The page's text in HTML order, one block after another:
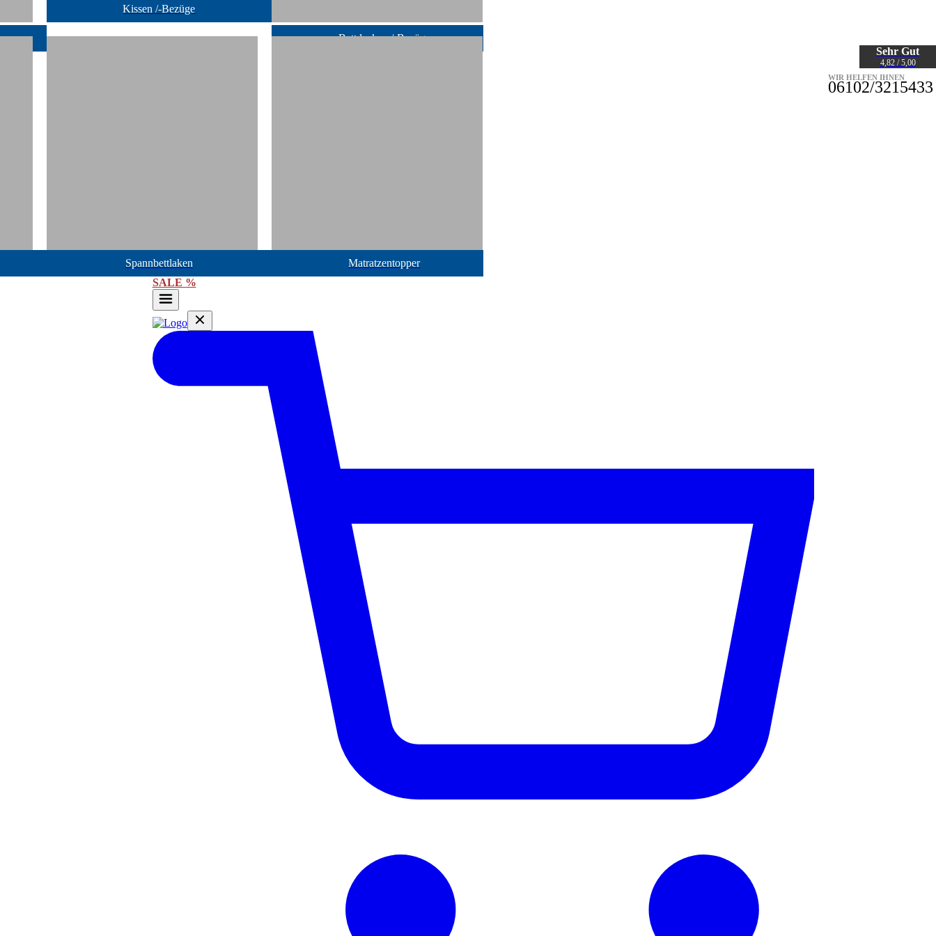
Kissen /-Bezüge
Bettdecken /-Bezüge
Spannbettlaken
Matratzentopper
SALE %
WIR HELFEN IHNEN
06102/3215433
Sehr Gut
4,82 / 5,00